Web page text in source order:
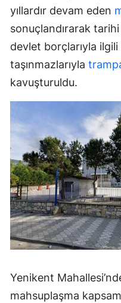
yıllardır devam eden
sonuçlandırarak
devlet borçlarıyla
taşınmazlarıyla
kavuşturuldu.
Yenikent
mahsuplaşma